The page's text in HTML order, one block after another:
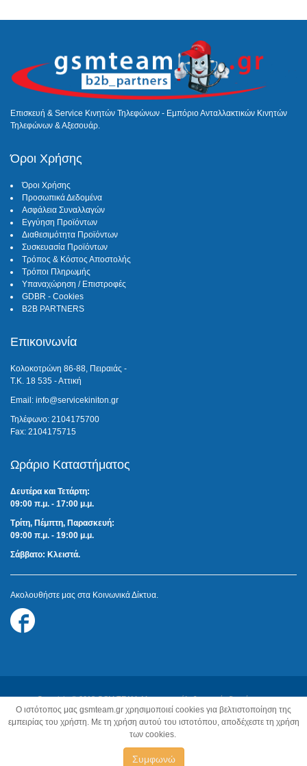
Επισκευή & Service Κινητών Τηλεφώνων - Εμπόριο Ανταλλακτικών Κινητών
Τηλεφώνων & Αξεσουάρ.
Όροι Χρήσης
Όροι Χρήσης
Προσωπικά Δεδομένα
Ασφάλεια Συναλλαγών
Εγγύηση Προϊόντων
Διαθεσιμότητα Προϊόντων
Συσκευασία Προϊόντων
Τρόπος & Κόστος Αποστολής
Τρόποι Πληρωμής
Υπαναχώρηση / Επιστροφές
GDBR - Cookies
B2B PARTNERS
Επικοινωνία
Κολοκοτρώνη 86-88, Πειραιάς -
Τ.Κ. 18 535 - Αττική
Email: info@servicekiniton.gr
Τηλέφωνο: 2104175700
Fax: 2104175715
Ωράριο Καταστήματος
Δευτέρα και Τετάρτη:
09:00 π.μ. - 17:00 μ.μ.
Τρίτη, Πέμπτη, Παρασκευή:
09:00 π.μ. - 19:00 μ.μ.
Σάββατο: Κλειστά.
Ακολουθήστε μας στα Κοινωνικά Δίκτυα.
us
Copyright © 2018 GSM TEAM. Με την επιφύλαξη παντός δικαιώματος.
Κατασκευή Ιστοσελίδων:Z-Design.gr
O ιστότοπος μας gsmteam.gr χρησιμοποιεί cookies για βελτιστοποίηση της
εμπειρίας του χρήστη. Με τη χρήση αυτού του ιστοτόπου, αποδέχεστε τη χρήση
των cookies.
Συμφωνώ